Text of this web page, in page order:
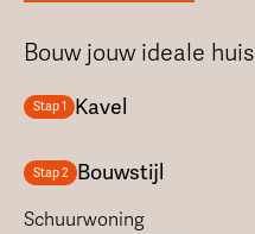
Bouw jouw ideale huis
Stap 1 Kavel
Stap 2 Bouwstijl
Schuurwoning